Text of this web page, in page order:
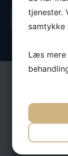
Læs
tjenester.
samtykke
Læs mere